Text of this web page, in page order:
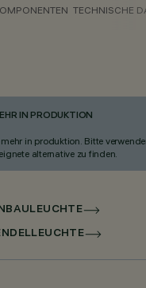
TECHNISCHE
IN PRODUKTION
in produktion. Bitte
alternative zu finden.